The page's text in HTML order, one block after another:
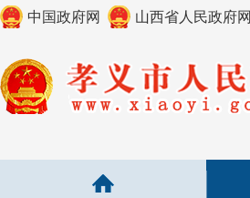
中国政府网 山西省人民政府网